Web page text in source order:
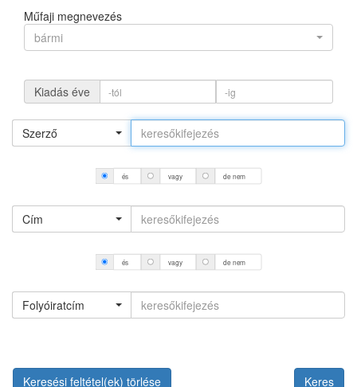
Műfaji megnevezés
bármi
Kiadás éve
Szerző
és vagy de nem
Cím
és vagy de nem
Folyóiratcím
Keresési feltétel(ek) törlése